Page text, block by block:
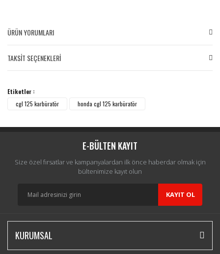
ÜRÜN YORUMLARI
TAKSİT SEÇENEKLERİ
Etiketler :
cgl 125 karbüratör
honda cgl 125 karbüratör
E-BÜLTEN KAYIT
Size özel fırsatlar ve kampanyalardan ilk önce haberdar olmak için
bültenimize kayıt olun
KAYIT OL
KURUMSAL